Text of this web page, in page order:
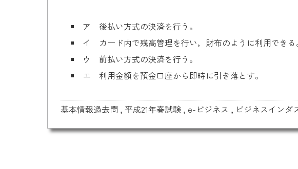
ア 後払い方式の決済を行う。
イ カード内で残高管理を行い，財布のように利用できる
ウ 前払い方式の決済を行う。
エ 利用金額を預金口座から即時に引き落とす。
基本情報過去問 , 平成21年春試験 , e-ビジネス , ビジネスインダ